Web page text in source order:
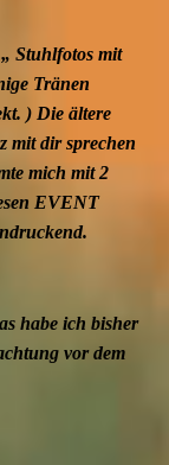
Stuhlfotos mit
Tränen
) Die ältere
mit dir sprechen
mich mit 2
EVENT
habe ich bisher
vor dem